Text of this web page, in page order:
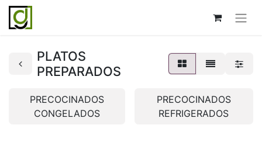
PLATOS
PREPARADOS
PRECOCINADOS
CONGELADOS
PRECOCINADOS
REFRIGERADOS